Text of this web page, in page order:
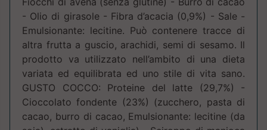
- Olio di girasole - Fibra d’acacia (0,9%) - Sale -
Emulsionante: lecitine. Può contenere tracce di
altra frutta a guscio, arachidi, semi di sesamo. Il
prodotto va utilizzato nell’ambito di una dieta
variata ed equilibrata ed uno stile di vita sano.
GUSTO COCCO: Proteine del latte (29,7%) -
Cioccolato fondente (23%) (zucchero, pasta di
cacao, burro di cacao, Emulsionante: lecitine (da